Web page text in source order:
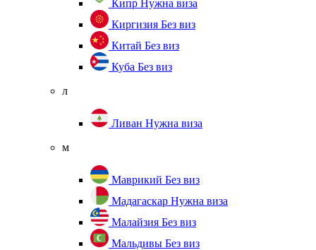
Кипр Нужна виза
Киргизия Без виз
Китай Без виз
Куба Без виз
л
Ливан Нужна виза
м
Маврикий Без виз
Мадагаскар Нужна виза
Малайзия Без виз
Мальдивы Без виз